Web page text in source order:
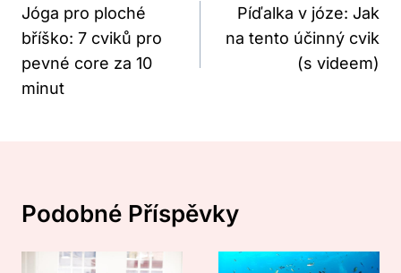
Pro
Příspěvek
Jóga pro ploché
bříško: 7 cviků pro
pevné core za 10
minut
Píďalka v józe: Jak
na tento účinný cvik
(s videem)
Podobné Příspěvky